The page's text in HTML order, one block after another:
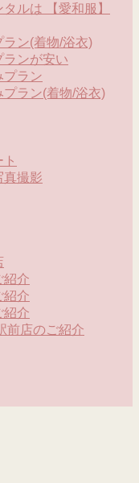
ルは 【愛和服】
ン(着物/浴衣)
ランが安い
プラン
ラン(着物/浴衣)
真撮影
紹介
紹介
紹介
前店のご紹介